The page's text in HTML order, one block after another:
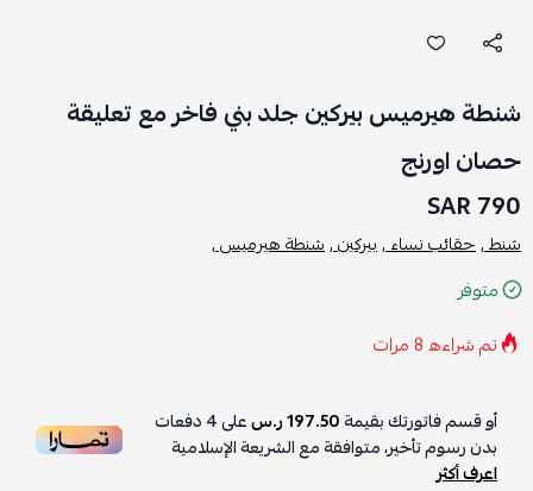
شنطة هيرميس بيركين جلد بني فاخر مع تعليقة
حصان اورنج
790 SAR
شنط ,حقائب نساء ,بيركين ,شنطة هيرميس ,
متوفر
تم شراءه8مرات
أو قسم فاتورتك بقيمة197.50 ر.س على4دفعات
بدون رسوم تأخير، متوافقة مع الشريعة الإسلامية
اعرف أكثر